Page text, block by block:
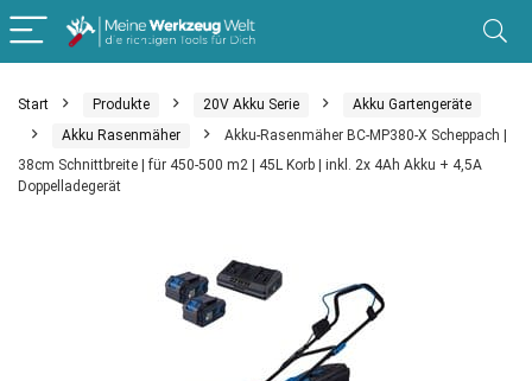
Start Produkte 20V Akku Serie
Akku Gartengeräte
Akku Rasenmäher
Akku-Rasenmäher BC-MP380-X Scheppach |
38cm Schnittbreite | für 450-500 m2 | 45L Korb | inkl. 2x 4Ah Akku + 4,5A
Doppelladegerät